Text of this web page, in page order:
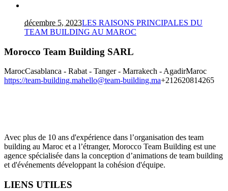
décembre 5, 2023LES RAISONS PRINCIPALES DU
TEAM BUILDING AU MAROC
Morocco Team Building SARL
MarocCasablanca - Rabat - Tanger - Marrakech - AgadirMaroc
https://team-building.mahello@team-building.ma+212620814265
Avec plus de 10 ans d'expérience dans l’organisation des team
building au Maroc et a l’étranger, Morocco Team Building est une
agence spécialisée dans la conception d’animations de team building
et d'événements développant la cohésion d'équipe.
LIENS UTILES